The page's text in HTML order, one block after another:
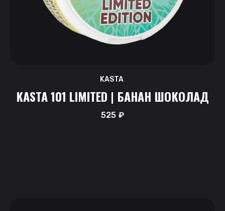
KASTA
KASTA 101 LIMITED | БАНАН ШОКОЛАД
525₽